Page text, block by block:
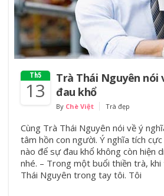
Th5
13
Trà Thái Nguyên nói
đau khổ
By Chè Việt Trà đẹp
Cùng Trà Thái Nguyên nói về ý
tâm hồn con người. Ý nghĩa tích
nào để sự đau khổ không còn hiện
nhé. – Trong một buổi thiền trà,
Thái Nguyên trong tay tôi. Tôi